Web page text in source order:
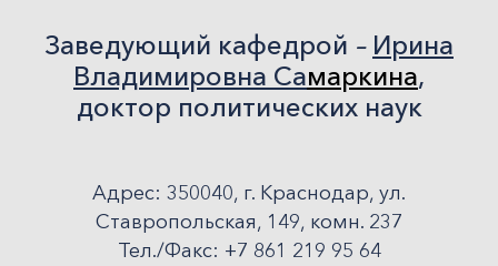
Заведующий кафедрой – Ирина
Владимировна Самаркина,
доктор политических наук
Адрес: 350040, г. Краснодар, ул.
Ставропольская, 149, комн. 237
Тел./Факс: +7 861 219 95 64